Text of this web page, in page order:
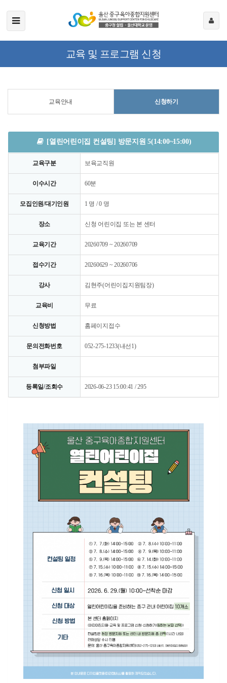
교육 및 프로그램 신청
교육안내 신청하기
[열린어린이집 컨설팅] 방문지원 5(14:00~15:00)
교육구분 보육교직원
이수시간 60분
모집인원/대기인원 1 명 / 0 명
장소 신청 어린이집 또는 본 센터
교육기간 20260709 ~ 20260709
접수기간 20260629 ~ 20260706
강사 김현주(어린이집지원팀장)
교육비 무료
신청방법 홈페이지접수
문의전화번호 052-275-1233(내선1)
첨부파일
등록일/조회수 2026-06-23 15:00:41 / 295